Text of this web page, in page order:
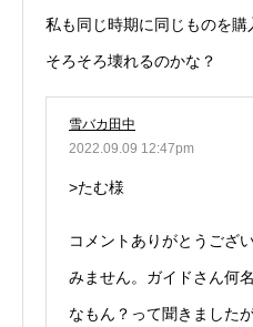
私も同じ時期に同じものを購
そろそろ壊れるのかな？
雪バカ田中
2022.09.09 12:47pm
>たむ様
コメントありがとうござ
みません。ガイドさん何
なもん？って聞きました